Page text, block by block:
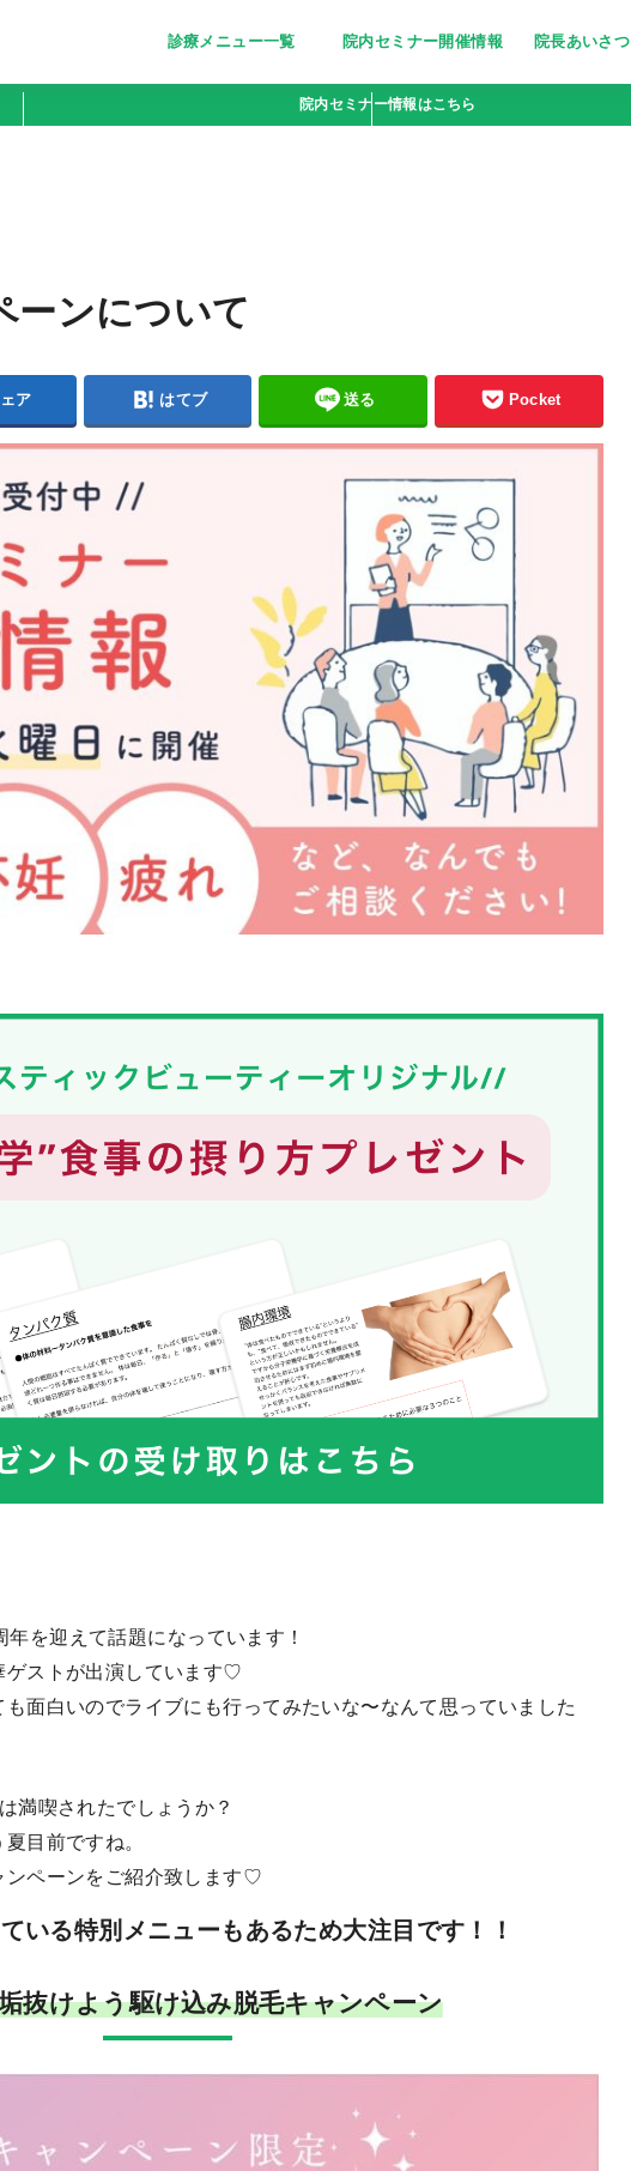
診療メニュー一覧
美しく清潔な印象に～医療脱毛～
栄養療法［分子栄養学外来］
妊活サポート
忙しい女性の美の追求に～トリニ
ピーリング〜小じわ・くすみにお
若々しい輝きをいつまでも～高濃
点滴bar [ビタミン注射・点滴］
疲れやすい体に栄養を～にんにく
院内セミナー開催情報 院長あいさつ
院内セミナー情報はこちら
ーンについて
ア はてブ 送る Pocket
を迎えて話題になっています！
ゲストが出演しています♡
面白いのでライブにも行ってみたいな〜なんて思っていました
満喫されたでしょうか？
目前ですね。
ンペーンをご紹介致します♡
いる特別メニューもあるため大注目です！！
抜けよう駆け込み脱毛キャンペーン